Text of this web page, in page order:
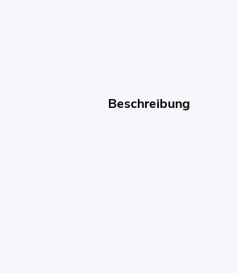
Beschreibung